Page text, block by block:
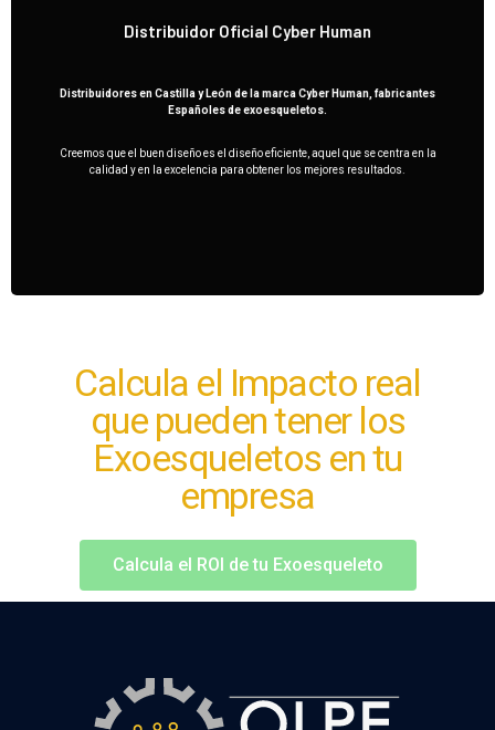
Distribuidor Oficial Cyber Human
Distribuidores en Castilla y León de la marca Cyber Human, fabricantes
Españoles de exoesqueletos.
Creemos que el buen diseño es el diseño eficiente, aquel que se centra en la
calidad y en la excelencia para obtener los mejores resultados.
cyberhs
Calcula el Impacto real
que pueden tener los
Exoesqueletos en tu
empresa
Calcula el ROI de tu Exoesqueleto